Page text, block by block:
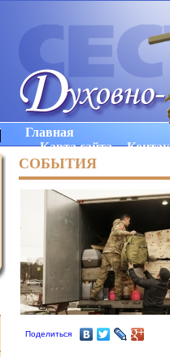
Главная
Карта сайта
СОБЫТИЯ
Поделиться